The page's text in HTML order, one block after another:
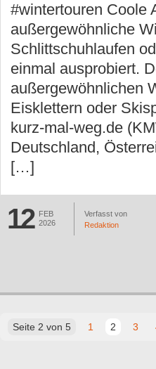
#wintertouren Coole
außergewöhnliche
Schlittschuhlaufen
einmal ausprobiert.
außergewöhnlichen
Eisklettern oder
kurz-mal-weg.de
Deutschland,
[…]
12
FEB
2026
Verfasst von
Redaktion
Seite 2 von 5 1 2 3